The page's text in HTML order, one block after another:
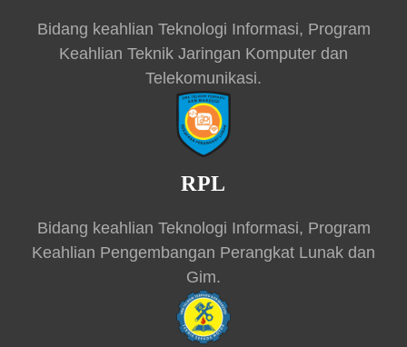
Bidang keahlian Teknologi Informasi, Program
Keahlian Teknik Jaringan Komputer dan
Telekomunikasi.
RPL
Bidang keahlian Teknologi Informasi, Program
Keahlian Pengembangan Perangkat Lunak dan
Gim.